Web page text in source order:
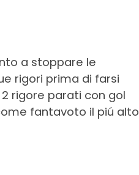
a stoppare le
rigori prima di farsi
rigore parati con gol
fantavoto il piú alto